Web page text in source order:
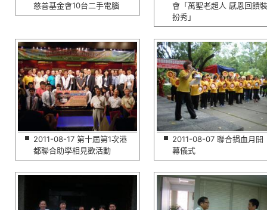
慈善基金會10台二手電腦
會「萬聖老超人 感恩回饋裝
扮秀」
2011-08-17 第十屆第1次港
都聯合助學相見歡活動
2011-08-07 聯合捐血月開
幕儀式